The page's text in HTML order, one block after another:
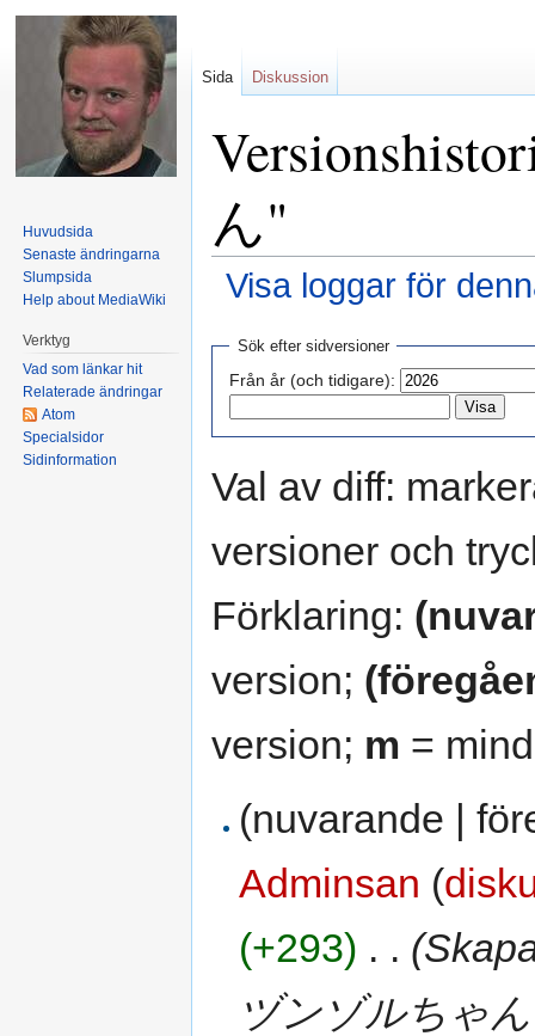
ん"
Visa loggar för
Sök efter sidversioner
Från år (och tidigare):
Val av diff:
versioner och
Förklaring:
version;
version; m =
(nuvarande |
Adminsan (
(+293) . .
ヅンゾルちゃ
Sida Diskussion
Huvudsida
Senaste ändringarna
Slumpsida
Help about MediaWiki
Verktyg
Vad som länkar hit
Relaterade ändringar
Atom
Specialsidor
Sidinformation